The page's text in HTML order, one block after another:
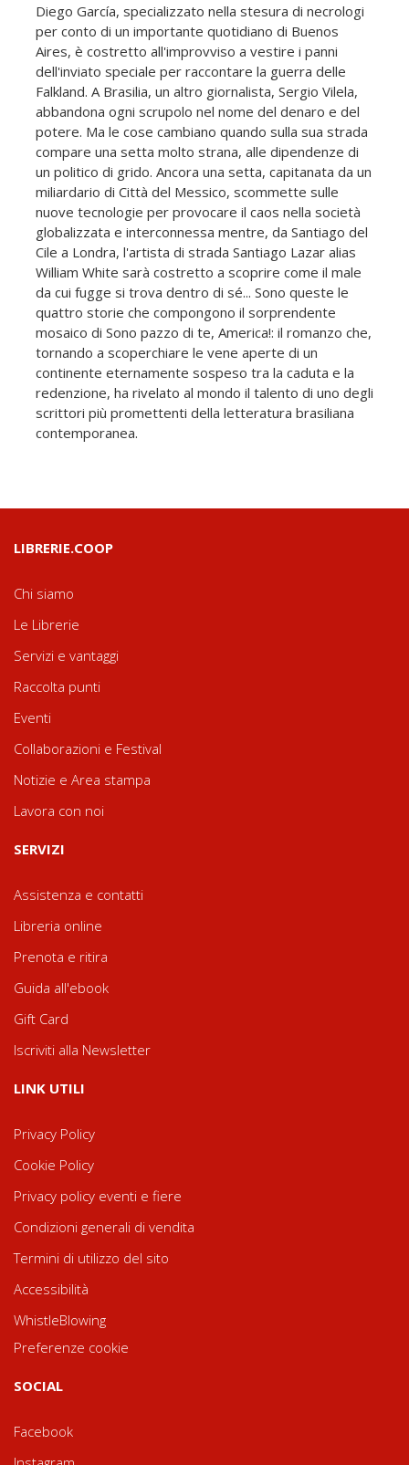
Diego García, specializzato nella stesura di necrologi
per conto di un importante quotidiano di Buenos
Aires, è costretto all'improvviso a vestire i panni
dell'inviato speciale per raccontare la guerra delle
Falkland. A Brasilia, un altro giornalista, Sergio Vilela,
abbandona ogni scrupolo nel nome del denaro e del
potere. Ma le cose cambiano quando sulla sua strada
compare una setta molto strana, alle dipendenze di
un politico di grido. Ancora una setta, capitanata da un
miliardario di Città del Messico, scommette sulle
nuove tecnologie per provocare il caos nella società
globalizzata e interconnessa mentre, da Santiago del
Cile a Londra, l'artista di strada Santiago Lazar alias
William White sarà costretto a scoprire come il male
da cui fugge si trova dentro di sé... Sono queste le
quattro storie che compongono il sorprendente
mosaico di Sono pazzo di te, America!: il romanzo che,
tornando a scoperchiare le vene aperte di un
continente eternamente sospeso tra la caduta e la
redenzione, ha rivelato al mondo il talento di uno degli
scrittori più promettenti della letteratura brasiliana
contemporanea.
LIBRERIE.COOP
Chi siamo
Le Librerie
Servizi e vantaggi
Raccolta punti
Eventi
Collaborazioni e Festival
Notizie e Area stampa
Lavora con noi
SERVIZI
Assistenza e contatti
Libreria online
Prenota e ritira
Guida all'ebook
Gift Card
Iscriviti alla Newsletter
LINK UTILI
Privacy Policy
Cookie Policy
Privacy policy eventi e fiere
Condizioni generali di vendita
Termini di utilizzo del sito
Accessibilità
WhistleBlowing
Preferenze cookie
SOCIAL
Facebook